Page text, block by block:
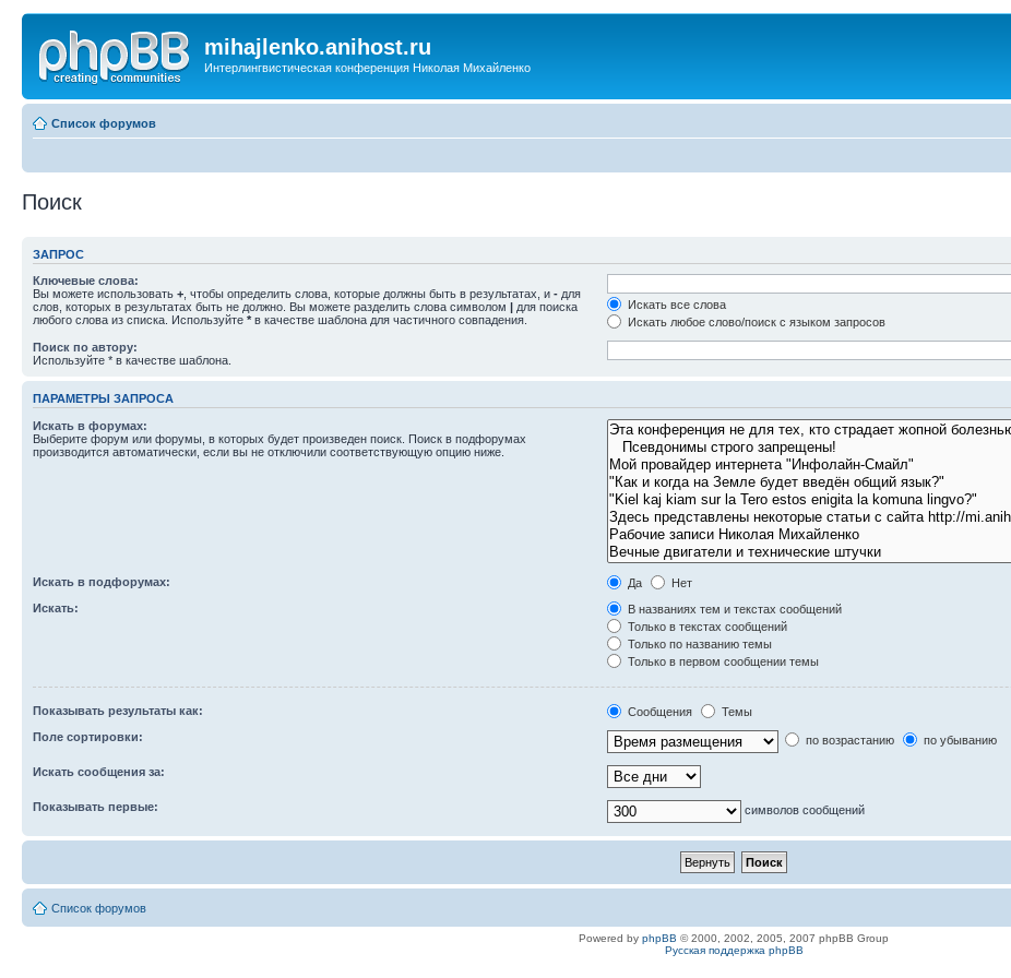
mihajlenko.anihost.ru
Интерлингвистическая конференция Николая Михайленко
Список форумов
Поиск
ЗАПРОС
Ключевые слова:
Вы можете использовать + , чтобы определить слова, которые должны быть в результатах, и - для
слов, которых в результатах быть не должно. Вы можете разделить слова символом | для поиска
любого слова из списка. Используйте * в качестве шаблона для частичного совпадения.
Искать все слова
Искать любое слово/поиск с языком запросов
Поиск по автору:
Используйте * в качестве шаблона.
ПАРАМЕТРЫ ЗАПРОСА
Искать в форумах:
Выберите форум или форумы, в которых будет произведен поиск. Поиск в подфорумах
производится автоматически, если вы не отключили соответствующую опцию ниже.
Искать в подфорумах: Да
Нет
Искать:
В названиях тем и текстах сообщений
Только в текстах сообщений
Только по названию темы
Только в первом сообщении темы
Показывать результаты как: Сообщения
Темы
Поле сортировки:
по возрастанию по убыванию
Искать сообщения за:
Показывать первые: символов сообщений
Список форумов
Powered by phpBB © 2000, 2002, 2005, 2007 phpBB Group
Русская поддержка phpBB